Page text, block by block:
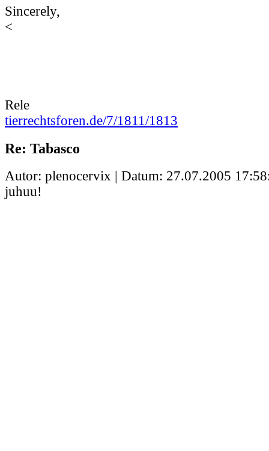
Sincerely,
<
Rele
tierrechtsforen.de/7/1811/1813
Re: Tabasco
Autor: plenocervix | Datum: 27.07.2005
juhuu!